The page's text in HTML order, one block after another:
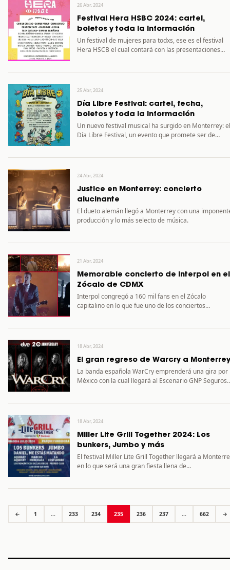
26 Abr, 2024
Festival Hera HSBC 2024: cartel,
boletos y toda la información
Un festival de mujeres para todxs, ese es el festival
Hera HSCB el cual contará con las presentaciones…
25 Abr, 2024
Día Libre Festival: cartel, fecha,
boletos y toda la información
Un nuevo festival musical ha surgido en Monterrey: el
Día Libre Festival, un evento que promete ser de…
24 Abr, 2024
Justice en Monterrey: concierto
alucinante
El dueto alemán llegó a Monterrey con una
producción y lo más selecto de música.
21 Abr, 2024
Memorable concierto de Interpol en el
Zócalo de CDMX
Interpol congregó a 160 mil fans en el Zócalo
capitalino en lo que fue uno de los conciertos…
18 Abr, 2024
El gran regreso de Warcry a Monterrey
La banda española WarCry emprenderá una gira por
México con la cual llegará al Escenario GNP Seguros
18 Abr, 2024
Miller Lite Grill Together 2024: Los
bunkers, Jumbo y más
El festival Miller Lite Grill Together llegará a
en lo que será una gran fiesta llena de…
← 1 … 233 234 235 236 237 … 662 →